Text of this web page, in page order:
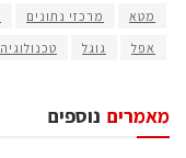
מטא
מרכזי נתונים
אפל
גוגל טכנולוגיה
נוספים מאמרים